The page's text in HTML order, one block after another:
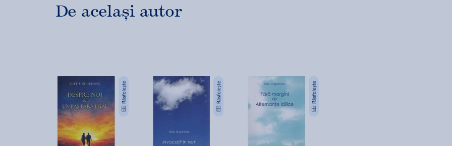
De același autor